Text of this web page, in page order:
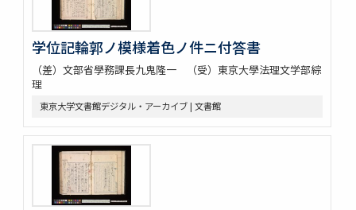
学位記輪郭ノ模様着色ノ件ニ付答書
（差）文部省學務課長九鬼隆一 （受）東京大學法理文学部綜
理
東京大学文書館デジタル・アーカイブ | 文書館